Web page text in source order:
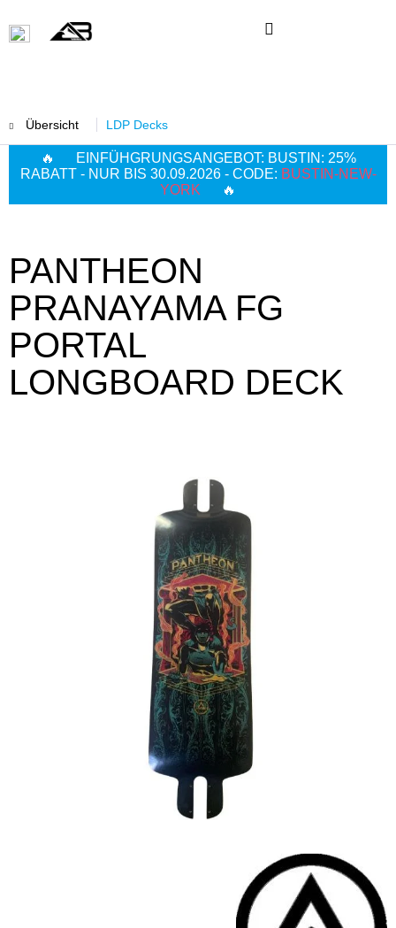
Übersicht LDP Decks
🔥 EINFÜHGRUNGSANGEBOT: BUSTIN: 25%
RABATT - NUR BIS 30.09.2026 - CODE: BUSTIN-NEW-
YORK 🔥
PANTHEON
PRANAYAMA FG
PORTAL
LONGBOARD DECK